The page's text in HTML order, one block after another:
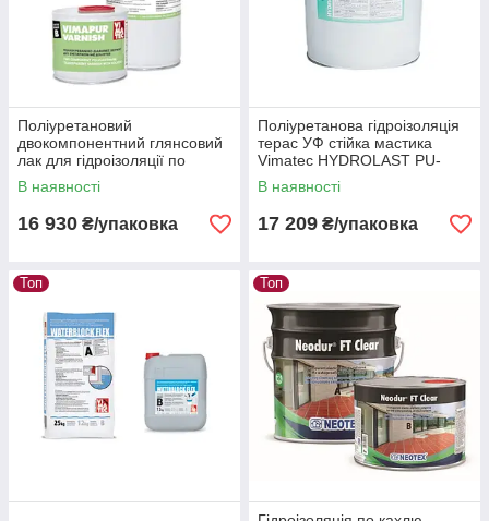
Поліуретановий
двокомпонентний глянсовий
лак для гідроізоляції по
плитці Vimatec VIMAPUR
VARNISH упак 10 кг
В наявності
16 930 ₴/упаковка
Поліуретанова гідроізоляція
терас УФ стійка мастика
Vimatec HYDROLAST PU-
паковання 25 кг біла
В наявності
17 209 ₴/упаковка
Топ Топ